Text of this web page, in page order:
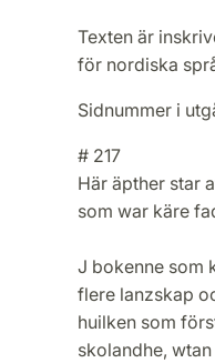
Texten är
för nordiska
Sidnummer i
# 217
Här äpther star
som war käre
J bokenne som
flere lanzskap
huilken som
skolandhe,